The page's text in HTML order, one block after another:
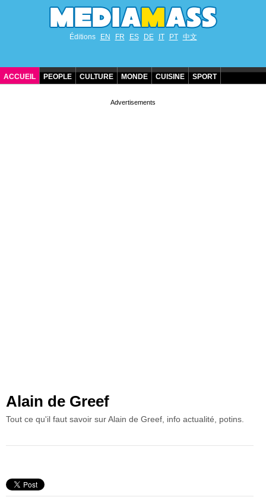
Éditions EN FR ES DE IT PT 中文
ACCUEIL PEOPLE CULTURE MONDE CUISINE SPORT
Alain de Greef
Tout ce qu'il faut savoir sur Alain de Greef, info actualité, potins.